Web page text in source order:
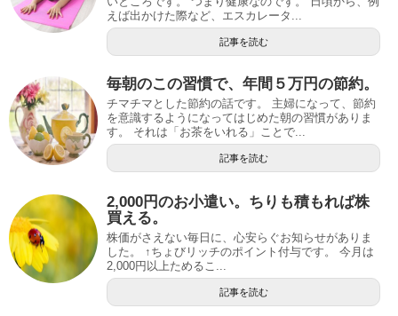
えば出かけた際など、エスカレータ...
記事を読む
毎朝のこの習慣で、年間５万円の節約。
チマチマとした節約の話です。 主婦になって、節約
を意識するようになってはじめた朝の習慣がありま
す。 それは「お茶をいれる」ことで...
記事を読む
2,000円のお小遣い。ちりも積もれば株
買える。
株価がさえない毎日に、心安らぐお知らせがありま
した。 ↑ちょびリッチのポイント付与です。 今月は
2,000円以上ためるこ...
記事を読む